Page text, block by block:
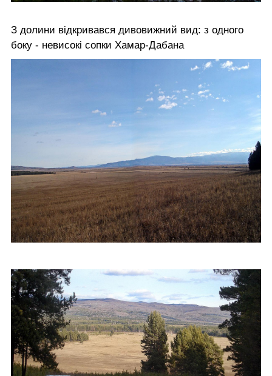
З долини відкривався дивовижний вид: з одного
боку - невисокі сопки Хамар-Дабана